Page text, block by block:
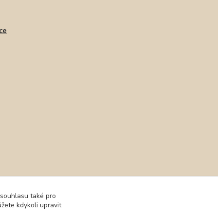
také pro
kdykoli upravit